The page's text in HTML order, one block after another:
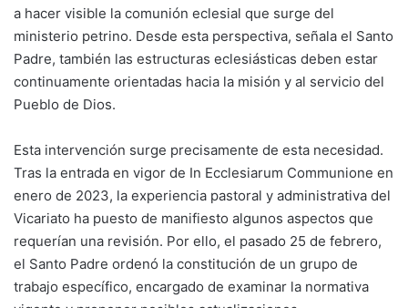
a hacer visible la comunión eclesial que surge del
ministerio petrino. Desde esta perspectiva, señala el Santo
Padre, también las estructuras eclesiásticas deben estar
continuamente orientadas hacia la misión y al servicio del
Pueblo de Dios.
Esta intervención surge precisamente de esta necesidad.
Tras la entrada en vigor de In Ecclesiarum Communione en
enero de 2023, la experiencia pastoral y administrativa del
Vicariato ha puesto de manifiesto algunos aspectos que
requerían una revisión. Por ello, el pasado 25 de febrero,
el Santo Padre ordenó la constitución de un grupo de
trabajo específico, encargado de examinar la normativa